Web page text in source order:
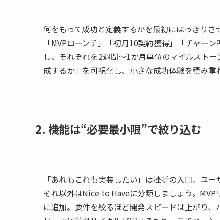
何をもって成功と定義するかを最初にはっきり
「MVPローンチ」「初月10契約獲得」「チャー
し、それぞれを2週間〜1か月単位のマイルスト
成するか」を可視化し、小さな成功体験を積み
2. 機能は“必要最小限”で絞り込む
「あれもこれも実装したい」は挫折の入口。ユ
それ以外はNice to Haveに分類しましょう。
に追加。要件を絞るほど開発スピードは上がり